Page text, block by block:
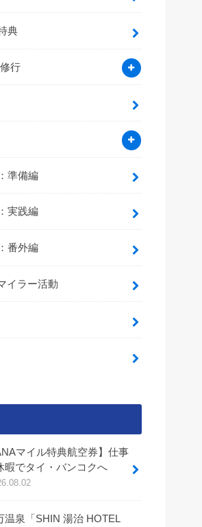
典
行
準備編
実践編
番外編
イラー活動
マイル特典航空券】仕事
暇でタイ・バンコクへ
温泉「SHIN 湯治 HOTEL